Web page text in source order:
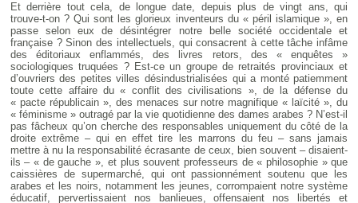
Et derrière tout cela, de longue date, depuis plus de vingt ans, qui
trouve-t-on ? Qui sont les glorieux inventeurs du « péril islamique », en
passe selon eux de désintégrer notre belle société occidentale et
française ? Sinon des intellectuels, qui consacrent à cette tâche infâme
des éditoriaux enflammés, des livres retors, des « enquêtes »
sociologiques truquées ? Est-ce un groupe de retraités provinciaux et
d’ouvriers des petites villes désindustrialisées qui a monté patiemment
toute cette affaire du « conflit des civilisations », de la défense du
« pacte républicain », des menaces sur notre magnifique « laïcité », du
« féminisme » outragé par la vie quotidienne des dames arabes ? N’est-il
pas fâcheux qu’on cherche des responsables uniquement du côté de la
droite extrême – qui en effet tire les marrons du feu – sans jamais
mettre à nu la responsabilité écrasante de ceux, bien souvent – disaient-
ils – « de gauche », et plus souvent professeurs de « philosophie » que
caissières de supermarché, qui ont passionnément soutenu que les
arabes et les noirs, notamment les jeunes, corrompaient notre système
éducatif, pervertissaient nos banlieues, offensaient nos libertés et